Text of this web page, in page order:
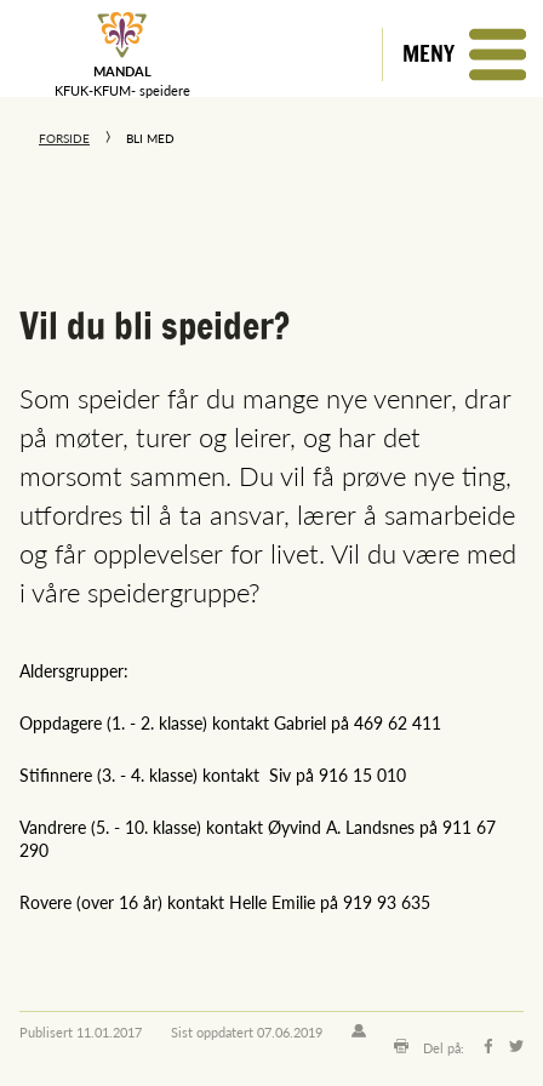
MANDAL
KFUK-KFUM- speidere
MENY
FORSIDE BLI MED
Vil du bli speider?
Som speider får du mange nye venner, drar
på møter, turer og leirer, og har det
morsomt sammen. Du vil få prøve nye ting,
utfordres til å ta ansvar, lærer å samarbeide
og får opplevelser for livet. Vil du være med
i våre speidergruppe?
Aldersgrupper:
Oppdagere (1. - 2. klasse) kontakt Gabriel på 469 62 411
Stifinnere (3. - 4. klasse) kontakt Siv på 916 15 010
Vandrere (5. - 10. klasse) kontakt Øyvind A. Landsnes på 911 67
290
Rovere (over 16 år) kontakt Helle Emilie på 919 93 635
Publisert 11.01.2017 Sist oppdatert07.06.2019
Del på: